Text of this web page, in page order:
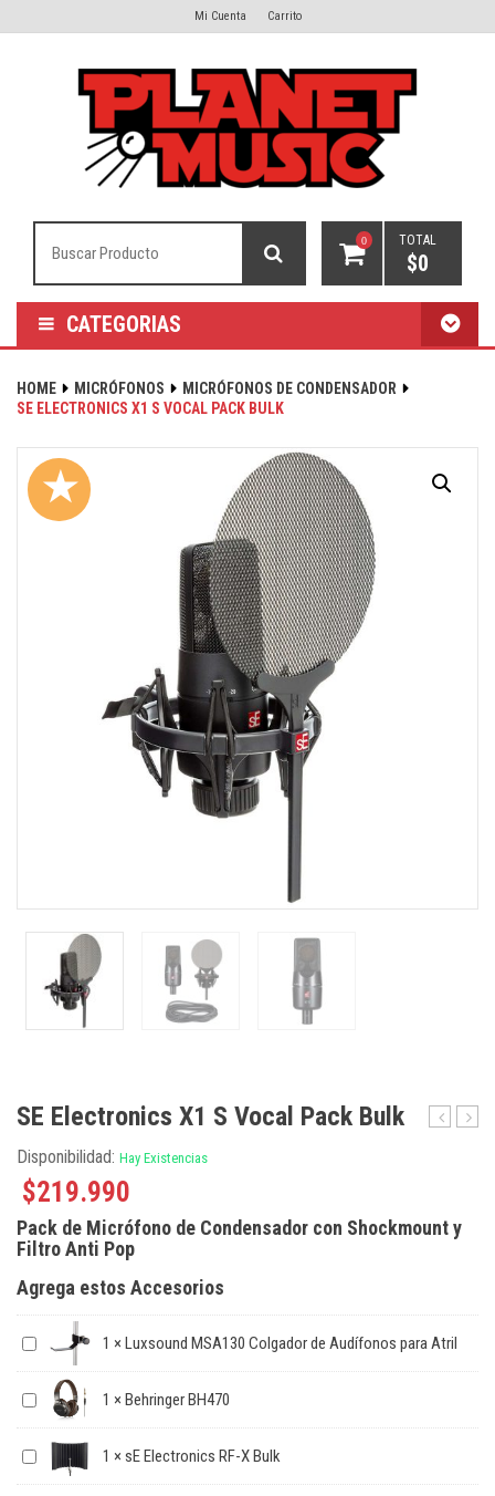
Mi Cuenta Carrito
0 TOTAL
$0
CATEGORIAS
HOME MICRÓFONOS
MICRÓFONOS DE CONDENSADOR
SE ELECTRONICS X1 S VOCAL PACK BULK
★
SE Electronics X1 S Vocal Pack Bulk
Disponibilidad: Hay Existencias
$219.990
Pack de Micrófono de Condensador con Shockmount y
Filtro Anti Pop
Agrega estos Accesorios
1 × Luxsound MSA130 Colgador de Audífonos para Atril
1 × Behringer BH470
1 × sE Electronics RF-X Bulk